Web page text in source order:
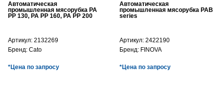
Автоматическая
промышленная мясорубка PA
PP 130, PA PP 160, PA PP 200
Артикул: 2132269
Бренд: Cato
*Цена по запросу
Автоматическая
промышленная мясорубка PAB
series
Артикул: 2422190
Бренд: FINOVA
*Цена по запросу